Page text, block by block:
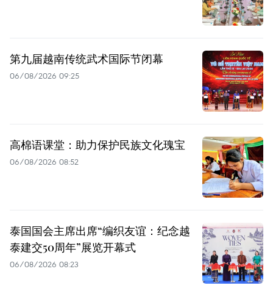
第九届越南传统武术国际节闭幕
06/08/2026 09:25
高棉语课堂：助力保护民族文化瑰宝
06/08/2026 08:52
泰国国会主席出席“编织友谊：纪念越
泰建交50周年”展览开幕式
06/08/2026 08:23